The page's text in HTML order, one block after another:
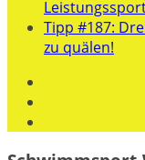
Tipp #187:
zu quälen!